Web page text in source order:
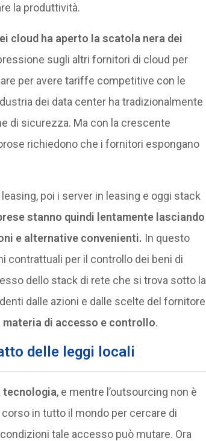
la produttività.
cloud ha aperto la scatola nera dei
sugli altri fornitori di cloud per
per avere tariffe competitive con le
dei data center ha tradizionalmente
di sicurezza. Ma con la crescente
richiedono che i fornitori espongano
poi i server in leasing e oggi stack
stanno quindi lentamente lasciando
e alternative convenienti. In questo
contrattuali per il controllo dei beni di
dello stack di rete che si trova sotto la
dalle azioni e dalle scelte del fornitore
materia di accesso e controllo.
delle leggi locali
tecnologia, e mentre l’outsourcing non è
in tutto il mondo per cercare di
tale accesso può mutare. Ora